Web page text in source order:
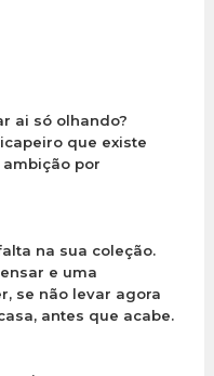
ai só olhando?
que existe
por
na sua coleção.
e uma
se não levar agora
antes que acabe.